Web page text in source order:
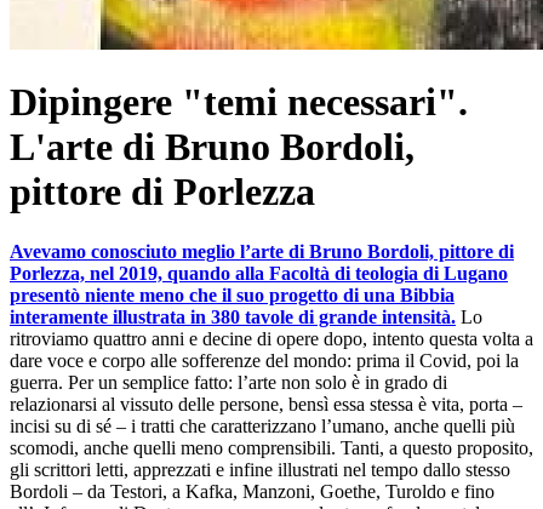
Dipingere "temi necessari".
L'arte di Bruno Bordoli,
pittore di Porlezza
Avevamo conosciuto meglio l’arte di Bruno Bordoli, pittore di
Porlezza, nel 2019, quando alla Facoltà di teologia di Lugano
presentò niente meno che il suo progetto di una Bibbia
interamente illustrata in 380 tavole di grande intensità. Lo
ritroviamo quattro anni e decine di opere dopo, intento questa volta a
dare voce e corpo alle sofferenze del mondo: prima il Covid, poi la
guerra. Per un semplice fatto: l’arte non solo è in grado di
relazionarsi al vissuto delle persone, bensì essa stessa è vita, porta –
incisi su di sé – i tratti che caratterizzano l’umano, anche quelli più
scomodi, anche quelli meno comprensibili. Tanti, a questo proposito,
gli scrittori letti, apprezzati e infine illustrati nel tempo dallo stesso
Bordoli – da Testori, a Kafka, Manzoni, Goethe, Turoldo e fino